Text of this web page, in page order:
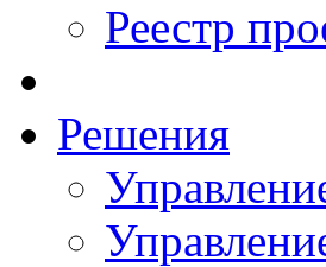
Реестр
Решения